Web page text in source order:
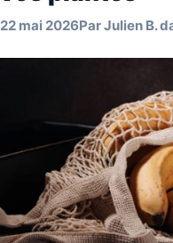
22 mai 2026ParJulien B.